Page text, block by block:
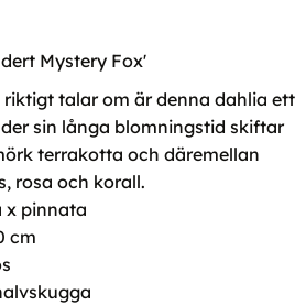
Mystery Fox'
talar om är denna dahlia ett
sin långa blomningstid skiftar
terrakotta och däremellan
rosa och korall.
x pinnata
cm